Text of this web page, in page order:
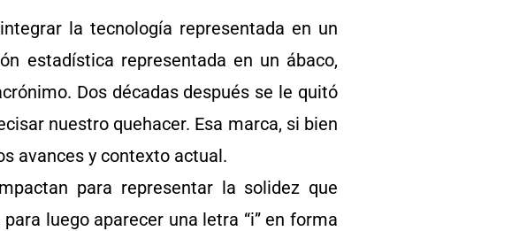
la tecnología representada en un
estadística representada en un ábaco,
Dos décadas después se le quitó
nuestro quehacer. Esa marca, si bien
avances y contexto actual.
para representar la solidez que
luego aparecer una letra “i” en forma